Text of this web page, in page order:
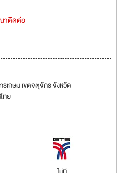
าติดต่อ
เกษม เขตจตุจักร จังหวัด
ทย